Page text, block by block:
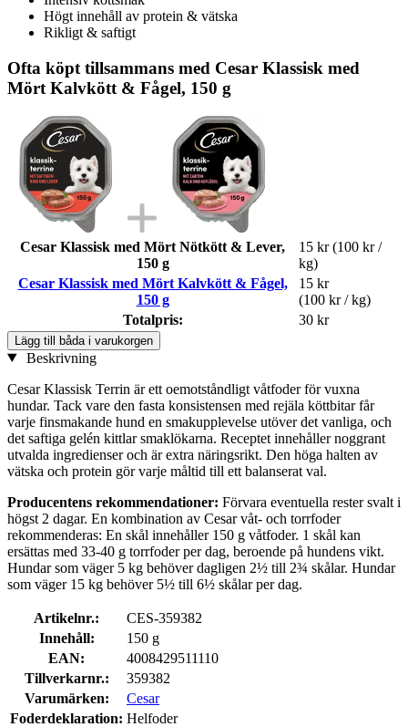
Högt innehåll av protein & vätska
Rikligt & saftigt
Ofta köpt tillsammans med Cesar Klassisk med
Mört Kalvkött & Fågel, 150 g
Cesar Klassisk med Mört Nötkött & Lever,
150 g
15 kr (100 kr /
kg)
Cesar Klassisk med Mört Kalvkött & Fågel,
150 g
15 kr
(100 kr / kg)
Totalpris:
30 kr
Lägg till båda i varukorgen
Beskrivning
Cesar Klassisk Terrin är ett oemotståndligt våtfoder för vuxna
hundar. Tack vare den fasta konsistensen med rejäla köttbitar får
varje finsmakande hund en smakupplevelse utöver det vanliga, och
det saftiga gelén kittlar smaklökarna. Receptet innehåller noggrant
utvalda ingredienser och är extra näringsrikt. Den höga halten av
vätska och protein gör varje måltid till ett balanserat val.
Producentens rekommendationer: Förvara eventuella rester svalt i
högst 2 dagar. En kombination av Cesar våt- och torrfoder
rekommenderas: En skål innehåller 150 g våtfoder. 1 skål kan
ersättas med 33-40 g torrfoder per dag, beroende på hundens vikt.
Hundar som väger 5 kg behöver dagligen 2½ till 2¾ skålar. Hundar
som väger 15 kg behöver 5½ till 6½ skålar per dag.
Artikelnr.:
CES-359382
Innehåll:
150 g
EAN:
4008429511110
Tillverkarnr.:
359382
Varumärken:
Cesar
Foderdeklaration: Helfoder